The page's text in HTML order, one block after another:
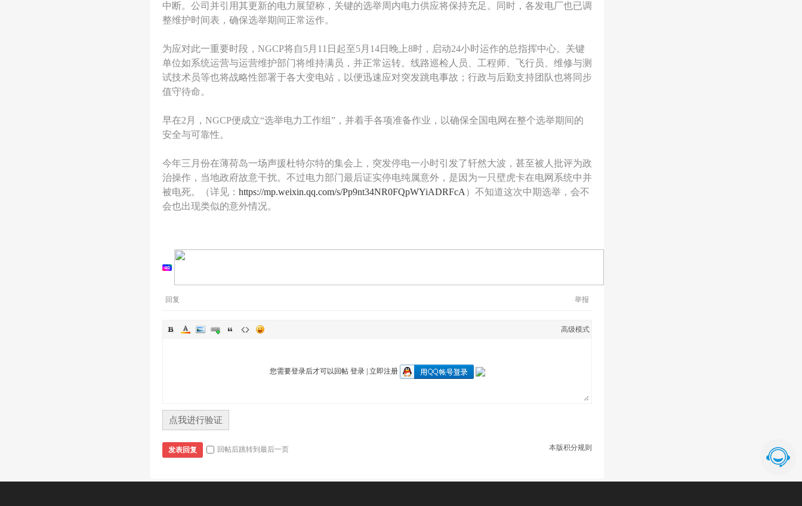
中断。公司并引用其更新的电力展望称，关键的选举周内电力供应将保持充足。同时，各发电厂也已调
整维护时间表，确保选举期间正常运作。
为应对此一重要时段，NGCP将自5月11日起至5月14日晚上8时，启动24小时运作的总指挥中心。关键
单位如系统运营与运营维护部门将维持满员，并正常运转。线路巡检人员、工程师、飞行员、维修与测
试技术员等也将战略性部署于各大变电站，以便迅速应对突发跳电事故；行政与后勤支持团队也将同步
值守待命。
早在2月，NGCP便成立“选举电力工作组”，并着手各项准备作业，以确保全国电网在整个选举期间的
安全与可靠性。
今年三月份在薄荷岛一场声援杜特尔特的集会上，突发停电一小时引发了轩然大波，甚至被人批评为政
治操作，当地政府故意干扰。不过电力部门最后证实停电纯属意外，是因为一只壁虎卡在电网系统中并
被电死。（详见： https://mp.weixin.qq.com/s/Pp9nt34NR0FQpWYiADRFcA ）不知道这次中期选举，会不
会也出现类似的意外情况。
回复 举报
高级模式
您需要登录后才可以回帖 登录| 立即注册
点我进行验证
本版积分规则
发表回复 回帖后跳转到最后一页